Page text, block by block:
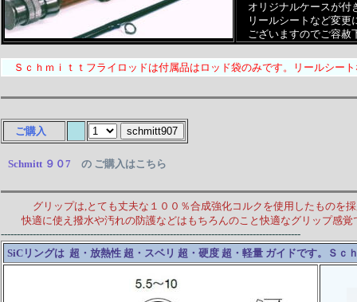
オリジナルケースが付
リールシートなど変更
ございますのでご容
Ｓｃｈｍｉｔｔフライロッドは付属品はロッド袋のみです。リールシー
ご購入
Schmitt ９０7 の ご購入はこちら
グリップは,とても丈夫な１００％合成強化コルクを使用したものを
快適に使え撥水や汚れの防護などはもちろんのこと快適なグリップ感覚
----------------------------------------------------------------------------------------------
SiCリングは 超・放熱性 超・スベリ 超・硬度 超・軽量 ガイドです。Ｓ